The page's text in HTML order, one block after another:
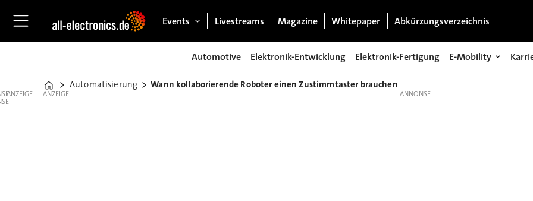
Events Livestreams Magazine Whitepaper Abkürzungsverzeichnis
Automotive Elektronik-Entwicklung Elektronik-Fertigung E-Mobility
Home
Automatisierung Wann kollaborierende Roboter einen Zustimmtaster brauchen
ANZEIGE ANZEIGE